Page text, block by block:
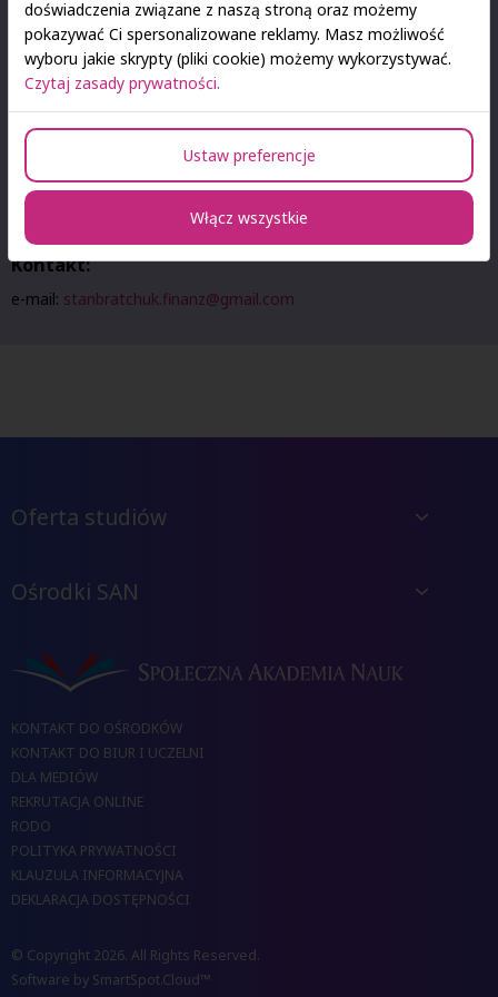
Zakres zadań dla studentów kierunków
marketingowych i komunikacyjnych:
Współtworzenie strategii wejścia na polski rynek,
Budowanie lokalnego zespołu i rozwijanie partnerstw,
Dostosowywanie oferty edukacyjnej do potrzeb polskich
Wsparcie w działaniach marketingowych (w tym B2B).
Kontakt:
e-mail: stanbratchuk.finanz@gmail.com
Oferta studiów
Ośrodki SAN
KONTAKT DO OŚRODKÓW
KONTAKT DO BIUR I UCZELNI
DLA MEDIÓW
REKRUTACJA ONLINE
RODO
POLITYKA PRYWATNOŚCI
KLAUZULA INFORMACYJNA
DEKLARACJA DOSTĘPNOŚCI
© Copyright 2026. All Rights Reserved.
Software by SmartSpot.Cloud™
doświadczenia związane z naszą stroną oraz możemy
pokazywać Ci spersonalizowane reklamy. Masz możliwość
wyboru jakie skrypty (pliki cookie) możemy wykorzystywać.
Czytaj zasady prywatności.
Ustaw preferencje
Włącz wszystkie